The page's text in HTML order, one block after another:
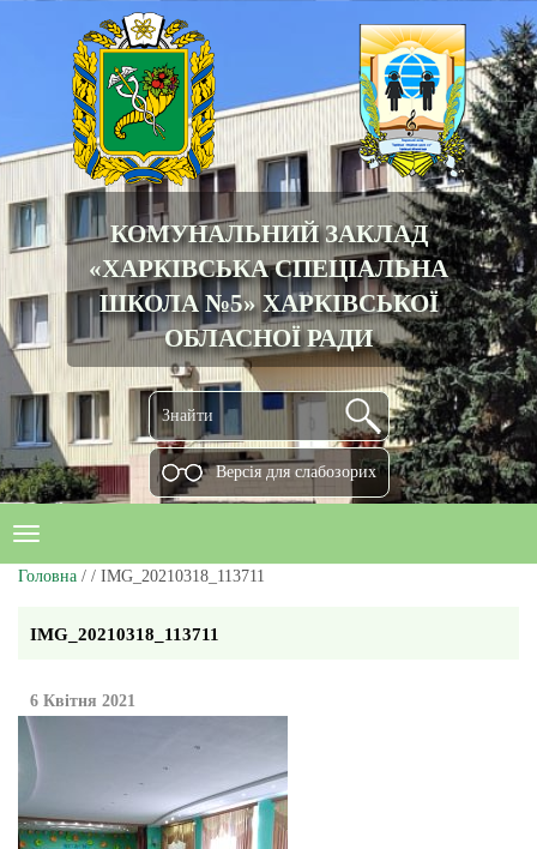
КОМУНАЛЬНИЙ ЗАКЛАД
«ХАРКІВСЬКА СПЕЦІАЛЬНА
ШКОЛА №5» ХАРКІВСЬКОЇ
ОБЛАСНОЇ РАДИ
Версiя для слабозорих
Головна / / IMG_20210318_113711
IMG_20210318_113711
6 Квітня 2021